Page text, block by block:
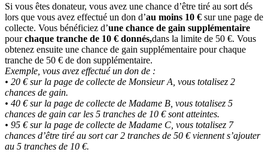
Si vous êtes donateur, vous avez une chance d’être tiré au sort dés
lors que vous avez effectué un don d’au moins 10 € sur une page de
collecte. Vous bénéficiez d’une chance de gain supplémentaire
pourchaque tranche de 10 € donnés,dans la limite de 50 €. Vous
obtenez ensuite une chance de gain supplémentaire pour chaque
tranche de 50 € de don supplémentaire.
Exemple, vous avez effectué un don de :
• 20 € sur la page de collecte de Monsieur A, vous totalisez 2
chances de gain.
• 40 € sur la page de collecte de Madame B, vous totalisez 5
chances de gain car les 5 tranches de 10 € sont atteintes.
• 95 € sur la page de collecte de Madame C, vous totalisez 7
chances d’être tiré au sort car 2 tranches de 50 € viennent s’ajouter
au 5 tranches de 10 €.